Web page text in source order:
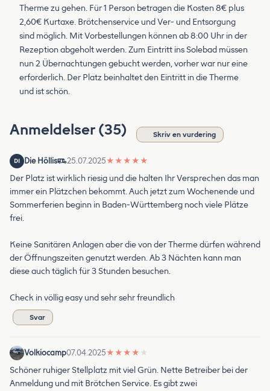
Therme zu gehen. Für 1 Person betragen die Kosten 8€ plus
2,60€ Kurtaxe. Brötchenservice und Ver- und Entsorgung
sind möglich. Mit Vorbestellungen können ab 8:00 Uhr in der
Rezeption abgeholt werden. Zum Eintritt ins Solebad müssen
nun 2 Übernachtungen gebucht werden, vorher war nur eine
erforderlich. Der Platz beinhaltet den Eintritt in die Therme
und ist schön.
Anmeldelser (35) Skriv en vurdering
DI Die Höllis 25.07.2025★ ★ ★ ★ ★
Der Platz ist wirklich riesig und die halten Ihr Versprechen das man
immer ein Plätzchen bekommt. Auch jetzt zum Wochenende und
Sommerferien beginn in Baden-Württemberg noch viele Plätze
frei.
Keine Sanitären Anlagen aber die von der Therme dürfen während
der Öffnungszeiten genutzt werden. Ab 3 Nächten kann man
diese auch täglich für 3 Stunden besuchen.
Check in völlig easy und sehr sehr freundlich
Svar
Volkiocamp07.04.2025★ ★ ★ ★ ★
Schöner ruhiger Stellplatz mit viel Grün. Nette Betreiber bei der
Anmeldung und mit Brötchen Service. Es gibt zwei